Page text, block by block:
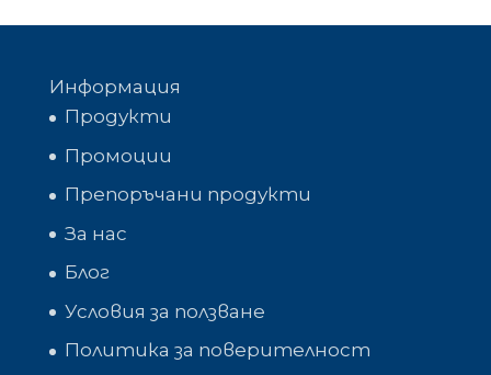
Информация
Продукти
Промоции
Препоръчани продукти
За нас
Блог
Условия за ползване
Политика за поверителност